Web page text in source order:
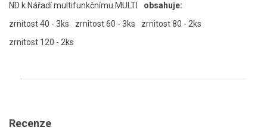
ND k Nářadí multifunkčnímu MULTI
obsahuje:
zrnitost 40 - 3ks
zrnitost 60 - 3ks
zrnitost 80 - 2ks
zrnitost 120 - 2ks
Recenze